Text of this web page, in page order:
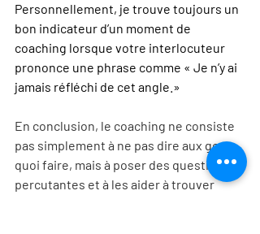
Personnellement, je trouve toujours un
bon indicateur d’un moment de
coaching lorsque votre interlocuteur
prononce une phrase comme « Je n’y ai
jamais réfléchi de cet angle.»
En conclusion, le coaching ne consiste
pas simplement à ne pas dire aux gens
quoi faire, mais à poser des questions
percutantes et à les aider à trouver